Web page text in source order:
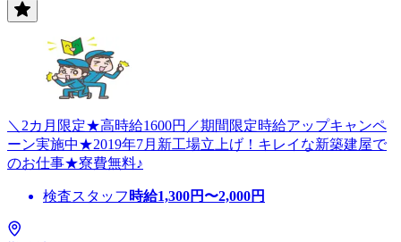
＼2カ月限定★高時給1600円／期間限定時給アップキャンペ
ーン実施中★2019年7月新工場立上げ！キレイな新築建屋で
のお仕事★寮費無料♪
検査スタッフ 時給1,300円〜2,000円